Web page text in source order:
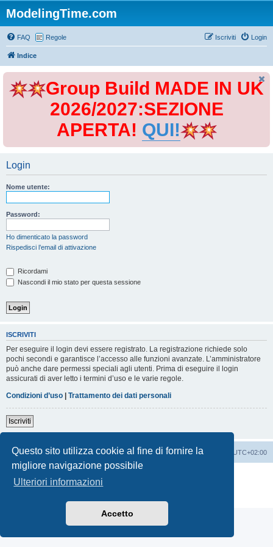
Questo sito utilizza cookie al fine di fornire la
migliore navigazione possibile
Ulteriori informazioni
Accetto
ModelingTime.com
FAQ Regole Login
Iscriviti
Indice
Group Build MADE IN UK
2026/2027:SEZIONE
APERTA! QUI!
Login
Nome utente:
Password:
Ho dimenticato la password
Rispedisci l’email di attivazione
Ricordami
Nascondi il mio stato per questa sessione
ISCRIVITI
Per eseguire il login devi essere registrato. La registrazione richiede solo
pochi secondi e garantisce l’accesso alle funzioni avanzate. L’amministratore
può anche dare permessi speciali agli utenti. Prima di eseguire il login
assicurati di aver letto i termini d’uso e le varie regole.
Condizioni d’uso | Trattamento dei dati personali
Iscriviti
Indice Tutti gli orari sono UTC+02:00
Cancella cookie
Contattaci
Traduzione Italiana